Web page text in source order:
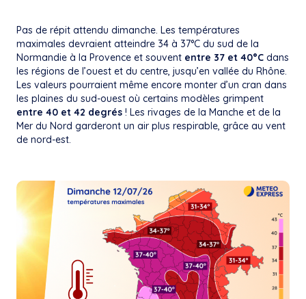
Pas de répit attendu dimanche. Les températures
maximales devraient atteindre 34 à 37°C du sud de la
Normandie à la Provence et souvent entre 37 et 40°C dans
les régions de l’ouest et du centre, jusqu’en vallée du Rhône.
Les valeurs pourraient même encore monter d’un cran dans
les plaines du sud-ouest où certains modèles grimpent
entre 40 et 42 degrés ! Les rivages de la Manche et de la
Mer du Nord garderont un air plus respirable, grâce au vent
de nord-est.